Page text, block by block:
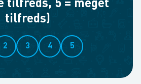
tilfreds, 5 = meget
tilfreds)
2 3 4 5